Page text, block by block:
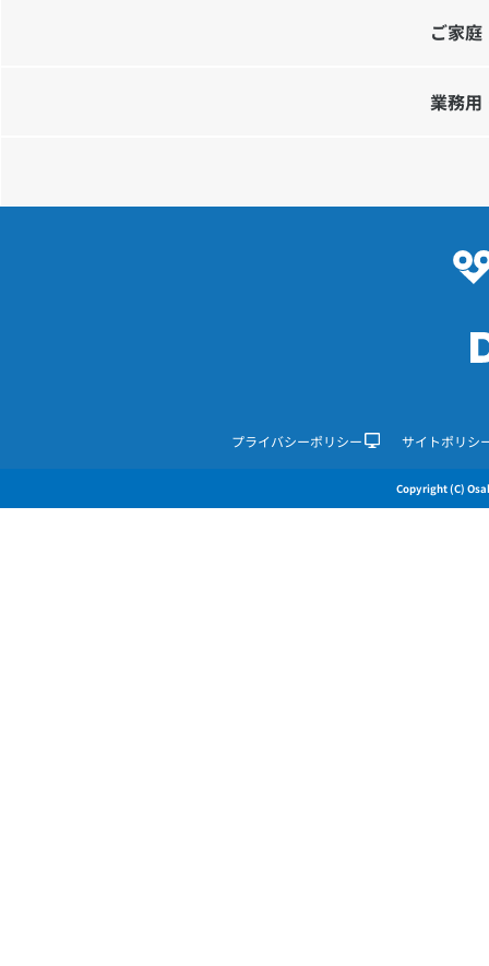
ご家
業務用
プライバシーポリシー サイトポリシ
Copyright (C)